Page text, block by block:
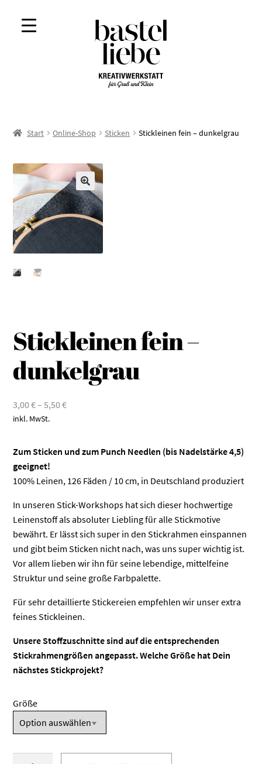
Zur
Navigation
springen
Zum
Inhalt
springen
Start Online-Shop Sticken Stickleinen fein – dunkelgrau
Stickleinen fein –
dunkelgrau
3,00€–5,50€
inkl. MwSt.
Zum Sticken und zum Punch Needlen (bis Nadelstärke 4,5)
geeignet!
100% Leinen, 126 Fäden / 10 cm, in Deutschland produziert
In unseren Stick-Workshops hat sich dieser hochwertige
Leinenstoff als absoluter Liebling für alle Stickmotive
bewährt. Er lässt sich super in den Stickrahmen einspannen
und gibt beim Sticken nicht nach, was uns super wichtig ist.
Vor allem lieben wir ihn für seine lebendige, mittelfeine
Struktur und seine große Farbpalette.
Für sehr detaillierte Stickereien empfehlen wir unser extra
feines Stickleinen.
Unsere Stoffzuschnitte sind auf die entsprechenden
Stickrahmengrößen angepasst. Welche Größe hat Dein
nächstes Stickprojekt?
Größe